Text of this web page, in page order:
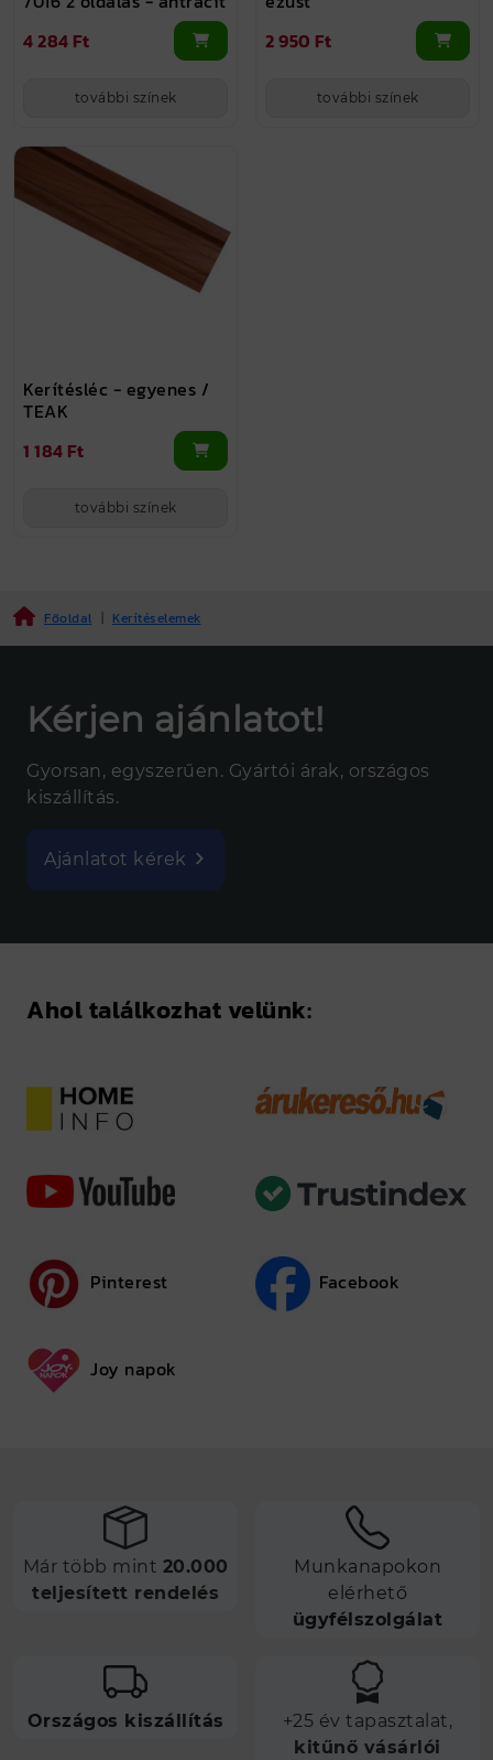
4 284 Ft
további színek
2 950 Ft
további színek
Kerítésléc - egyenes /
TEAK
1 184 Ft
további színek
Főoldal | Kerítéselemek
Kérjen ajánlatot!
Gyorsan, egyszerűen. Gyártói árak, országos
kiszállítás.
Ajánlatot kérek
Ahol találkozhat velünk:
Pinterest Facebook
Joy napok
Már több mint 20.000
teljesített rendelés
Munkanapokon
elérhető
ügyfélszolgálat
Országos kiszállítás
+25 év tapasztalat,
kitűnő vásárlói